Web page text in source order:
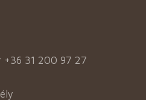
+36 31 200 97 27